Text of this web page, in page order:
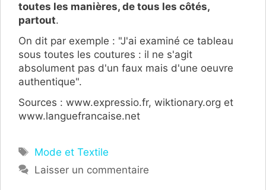
toutes les manières, de tous les côtés,
partout.
On dit par exemple : "J'ai examiné ce tableau
sous toutes les coutures : il ne s'agit
absolument pas d'un faux mais d'une oeuvre
authentique".
Sources : www.expressio.fr, wiktionary.org et
www.languefrancaise.net
Étiquettes
Mode et Textile
Laisser un commentaire